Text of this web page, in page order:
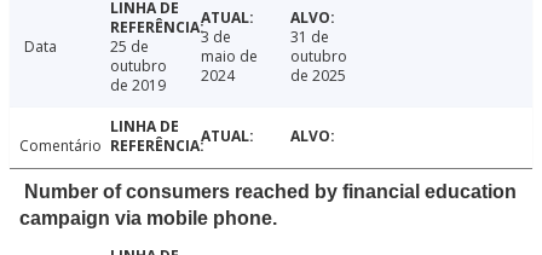
Data
25 de
outubro
de 2019
3 de
maio de
2024
31 de
outubro
de 2025
Comentário
Number of consumers reached by financial education
campaign via mobile phone.